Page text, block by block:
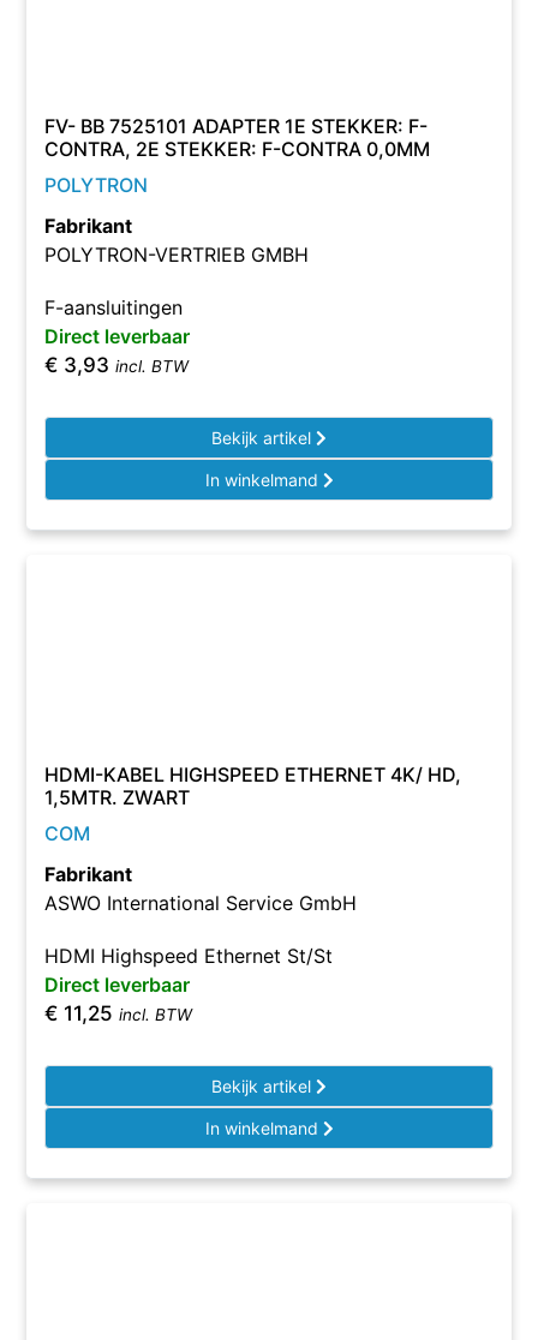
FV- BB 7525101 ADAPTER 1E STEKKER: F-
CONTRA, 2E STEKKER: F-CONTRA 0,0MM
POLYTRON
Fabrikant
POLYTRON-VERTRIEB GMBH
F-aansluitingen
Direct leverbaar
€ 3,93 incl. BTW
Bekijk artikel
In winkelmand
HDMI-KABEL HIGHSPEED ETHERNET 4K/ HD,
1,5MTR. ZWART
COM
Fabrikant
ASWO International Service GmbH
HDMI Highspeed Ethernet St/St
Direct leverbaar
€ 11,25 incl. BTW
Bekijk artikel
In winkelmand